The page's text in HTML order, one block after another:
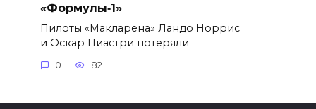
«Формулы‑1»
Пилоты «Макларена» Ландо Норрис
и Оскар Пиастри потеряли
0 82